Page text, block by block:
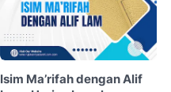
Isim Ma’rifah dengan Alif